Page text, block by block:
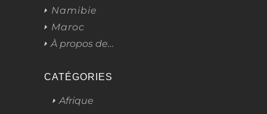
Namibie
Maroc
À propos de…
CATÉGORIES
Afrique